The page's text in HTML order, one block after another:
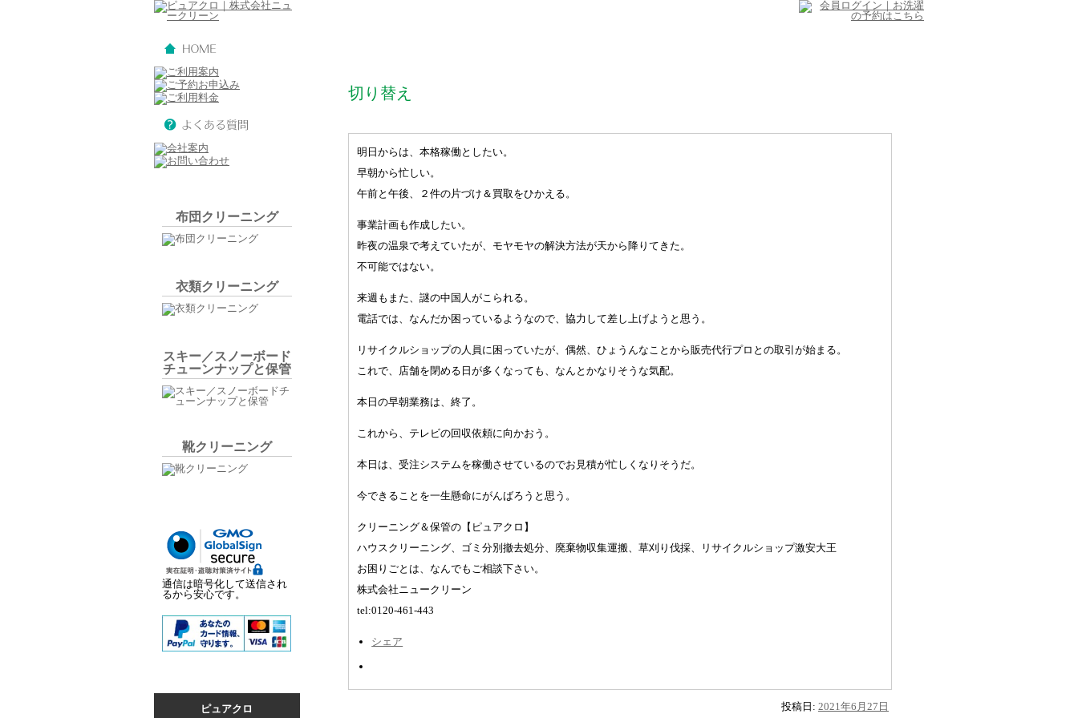
布団クリーニング
衣類クリーニング
スキー／スノーボード
チューンナップと保管
靴クリーニング
通信は暗号化して送信され
るから安心です。
ピュアクロ
切り替え
明日からは、本格稼働としたい。
早朝から忙しい。
午前と午後、２件の片づけ＆買取をひかえる。
事業計画も作成したい。
昨夜の温泉で考えていたが、モヤモヤの解決方法が天から降りてきた。
不可能ではない。
来週もまた、謎の中国人がこられる。
電話では、なんだか困っているようなので、協力して差し上げようと思う。
リサイクルショップの人員に困っていたが、偶然、ひょうんなことから販売代行プロとの取引が始まる。
これで、店舗を閉める日が多くなっても、なんとかなりそうな気配。
本日の早朝業務は、終了。
これから、テレビの回収依頼に向かおう。
本日は、受注システムを稼働させているのでお見積が忙しくなりそうだ。
今できることを一生懸命にがんばろうと思う。
クリーニング＆保管の【ピュアクロ】
ハウスクリーニング、ゴミ分別撤去処分、廃棄物収集運搬、草刈り伐採、リサイクルショップ激安大王
お困りごとは、なんでもご相談下さい。
株式会社ニュークリーン
tel:0120-461-443
シェア
投稿日: 2021年6月27日